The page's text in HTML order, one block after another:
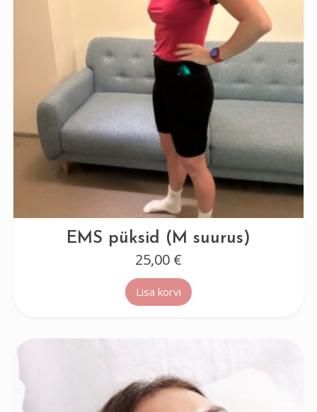
EMS püksid (M suurus)
25,00 €
Lisa korvi